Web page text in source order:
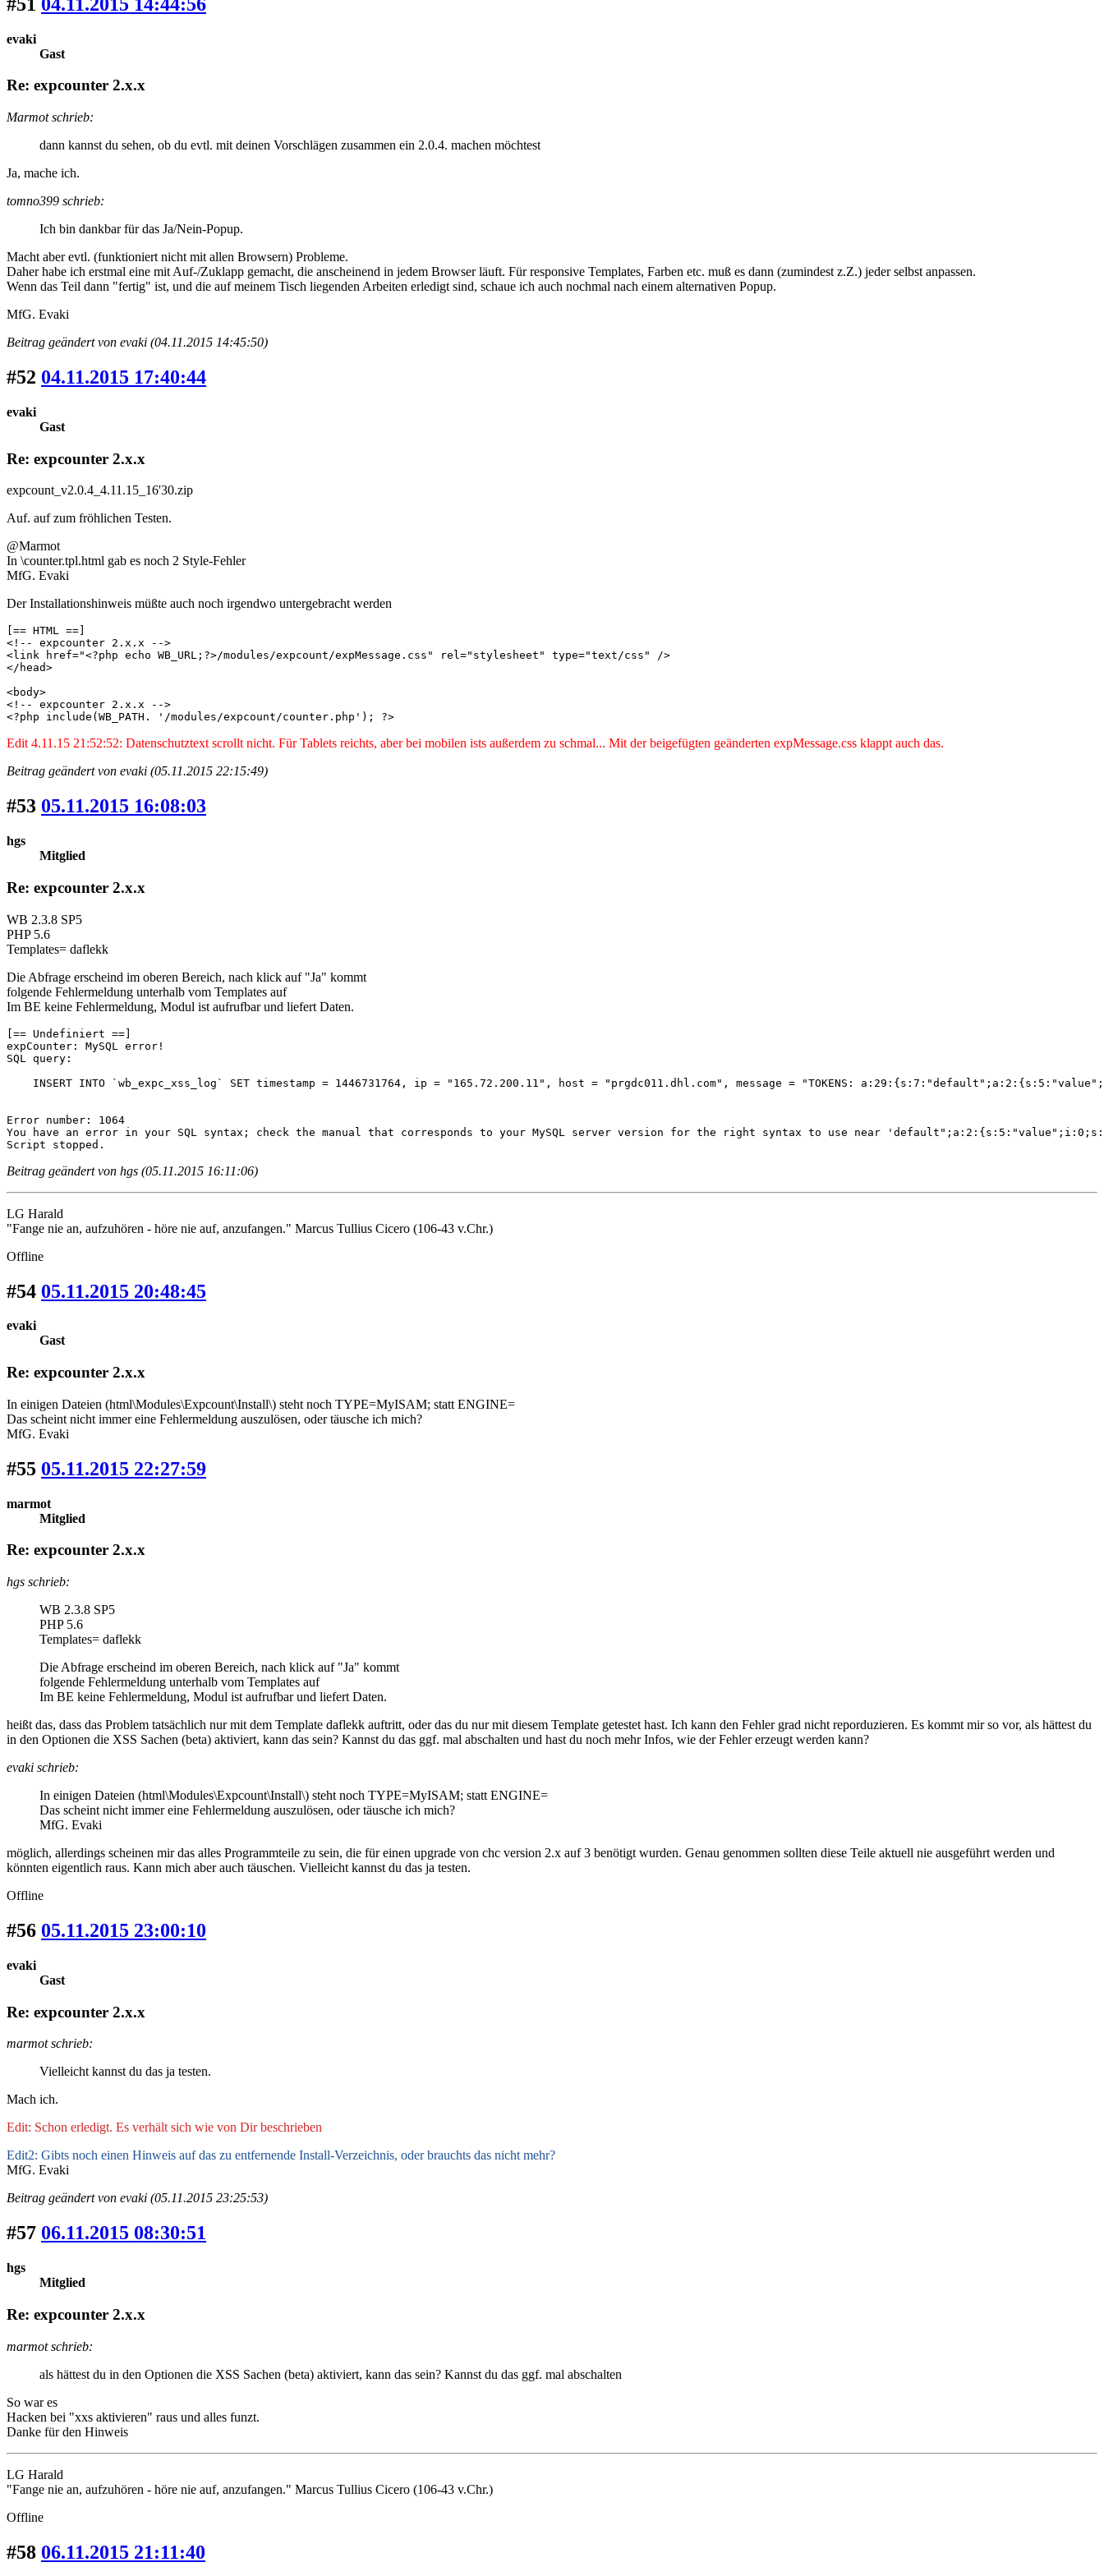
evaki
Gast
Re: expcounter 2.x.x
Marmot schrieb:
dann kannst du sehen, ob du evtl. mit deinen Vorschlägen zusammen ein 2.0.4. machen möchtest
Ja, mache ich.
tomno399 schrieb:
Ich bin dankbar für das Ja/Nein-Popup.
Macht aber evtl. (funktioniert nicht mit allen Browsern) Probleme.
Daher habe ich erstmal eine mit Auf-/Zuklapp gemacht, die anscheinend in jedem Browser läuft. Für responsive Templates, Farben etc. muß es dann (zumindest z.Z.) jeder selbst anpassen.
Wenn das Teil dann "fertig" ist, und die auf meinem Tisch liegenden Arbeiten erledigt sind, schaue ich auch nochmal nach einem alternativen Popup.
MfG. Evaki
Beitrag geändert von evaki (04.11.2015 14:45:50)
#52 04.11.2015 17:40:44
evaki
Gast
Re: expcounter 2.x.x
expcount_v2.0.4_4.11.15_16'30.zip
Auf. auf zum fröhlichen Testen.
@Marmot
In \counter.tpl.html gab es noch 2 Style-Fehler
MfG. Evaki
Der Installationshinweis müßte auch noch irgendwo untergebracht werden
[== HTML ==]
<!-- expcounter 2.x.x -->
<link href="<?php echo WB_URL;?>/modules/expcount/expMessage.css" rel="stylesheet" type="text/css" />
</head>
<body>
<!-- expcounter 2.x.x -->
<?php include(WB_PATH. '/modules/expcount/counter.php'); ?>
Edit 4.11.15 21:52:52: Datenschutztext scrollt nicht. Für Tablets reichts, aber bei mobilen ists außerdem zu schmal... Mit der beigefügten geänderten expMessage.css klappt auch das.
Beitrag geändert von evaki (05.11.2015 22:15:49)
#53 05.11.2015 16:08:03
hgs
Mitglied
Re: expcounter 2.x.x
WB 2.3.8 SP5
PHP 5.6
Templates= daflekk
Die Abfrage erscheind im oberen Bereich, nach klick auf "Ja" kommt
folgende Fehlermeldung unterhalb vom Templates auf
Im BE keine Fehlermeldung, Modul ist aufrufbar und liefert Daten.
[== Undefiniert ==]
expCounter: MySQL error!
SQL query:
INSERT INTO `wb_expc_xss_log` SET timestamp = 1446731764, ip = "165.72.200.11", host = "prgdc011.dhl.com", message = "TOKENS:
Error number: 1064
You have an error in your SQL syntax; check the manual that corresponds to your MySQL server version for the right syntax to use near
Script stopped.
Beitrag geändert von hgs (05.11.2015 16:11:06)
LG Harald
"Fange nie an, aufzuhören - höre nie auf, anzufangen." Marcus Tullius Cicero (106-43 v.Chr.)
Offline
#54 05.11.2015 20:48:45
evaki
Gast
Re: expcounter 2.x.x
In einigen Dateien (html\Modules\Expcount\Install\) steht noch TYPE=MyISAM; statt ENGINE=
Das scheint nicht immer eine Fehlermeldung auszulösen, oder täusche ich mich?
MfG. Evaki
#55 05.11.2015 22:27:59
marmot
Mitglied
Re: expcounter 2.x.x
hgs schrieb:
WB 2.3.8 SP5
PHP 5.6
Templates= daflekk
Die Abfrage erscheind im oberen Bereich, nach klick auf "Ja" kommt
folgende Fehlermeldung unterhalb vom Templates auf
Im BE keine Fehlermeldung, Modul ist aufrufbar und liefert Daten.
heißt das, dass das Problem tatsächlich nur mit dem Template daflekk auftritt, oder das du nur mit diesem Template getestet hast. Ich kann den Fehler grad nicht reporduzieren. Es kommt mir so vor, als hättest du
in den Optionen die XSS Sachen (beta) aktiviert, kann das sein? Kannst du das ggf. mal abschalten und hast du noch mehr Infos, wie der Fehler erzeugt werden kann?
evaki schrieb:
In einigen Dateien (html\Modules\Expcount\Install\) steht noch TYPE=MyISAM; statt ENGINE=
Das scheint nicht immer eine Fehlermeldung auszulösen, oder täusche ich mich?
MfG. Evaki
möglich, allerdings scheinen mir das alles Programmteile zu sein, die für einen upgrade von chc version 2.x auf 3 benötigt wurden. Genau genommen sollten diese Teile aktuell nie ausgeführt werden und
könnten eigentlich raus. Kann mich aber auch täuschen. Vielleicht kannst du das ja testen.
Offline
#56 05.11.2015 23:00:10
evaki
Gast
Re: expcounter 2.x.x
marmot schrieb:
Vielleicht kannst du das ja testen.
Mach ich.
Edit: Schon erledigt. Es verhält sich wie von Dir beschrieben
Edit2: Gibts noch einen Hinweis auf das zu entfernende Install-Verzeichnis, oder brauchts das nicht mehr?
MfG. Evaki
Beitrag geändert von evaki (05.11.2015 23:25:53)
#57 06.11.2015 08:30:51
hgs
Mitglied
Re: expcounter 2.x.x
marmot schrieb:
als hättest du in den Optionen die XSS Sachen (beta) aktiviert, kann das sein? Kannst du das ggf. mal abschalten
So war es
Hacken bei "xxs aktivieren" raus und alles funzt.
Danke für den Hinweis
LG Harald
"Fange nie an, aufzuhören - höre nie auf, anzufangen." Marcus Tullius Cicero (106-43 v.Chr.)
Offline
#58 06.11.2015 21:11:40